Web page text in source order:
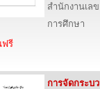
สำนักงานเล
การศึกษา
ฟรี
การจัดกระบ